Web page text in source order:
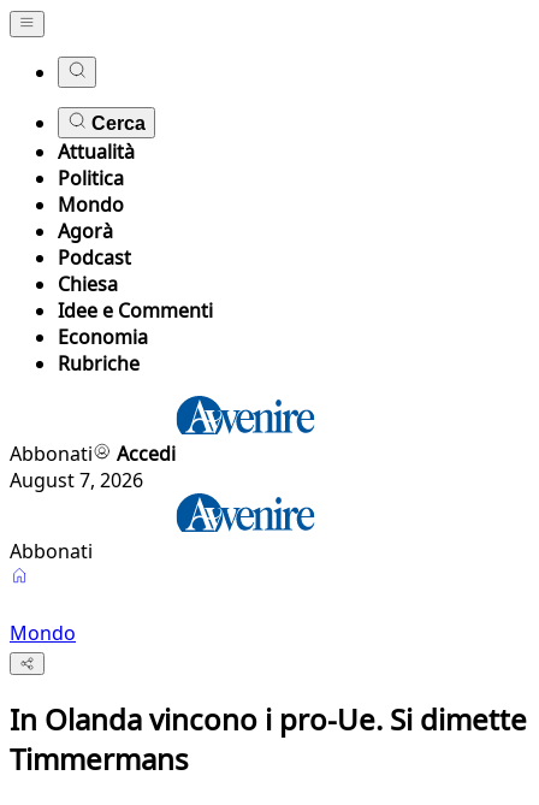
Cerca
Attualità
Politica
Mondo
Agorà
Podcast
Chiesa
Idee e Commenti
Economia
Rubriche
Abbonati
Accedi
August 7, 2026
Abbonati
Mondo
In Olanda vincono i pro-Ue. Si dimette
Timmermans